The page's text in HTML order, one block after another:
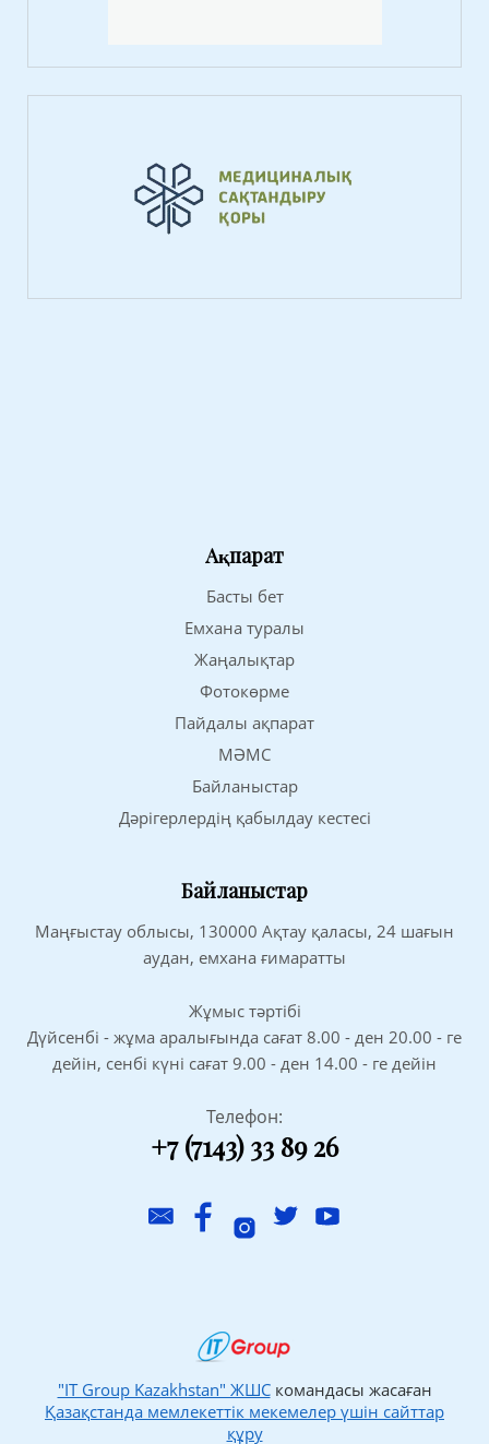
Ақпарат
Басты бет
Емхана туралы
Жаңалықтар
Фотокөрме
Пайдалы ақпарат
МӘМС
Байланыстар
Дәрігерлердің қабылдау кестесі
Байланыстар
Маңғыстау облысы, 130000 Ақтау қаласы, 24 шағын
аудан, емхана ғимаратты
Жұмыс тәртібі
Дүйсенбі - жұма аралығында сағат 8.00 - ден 20.00 - ге
дейін, сенбі күні сағат 9.00 - ден 14.00 - ге дейін
Телефон:
+7 (7143) 33 89 26
"IT Group Kazakhstan" ЖШСкомандасы жасаған
Қазақстанда мемлекеттік мекемелер үшін сайттар
құру